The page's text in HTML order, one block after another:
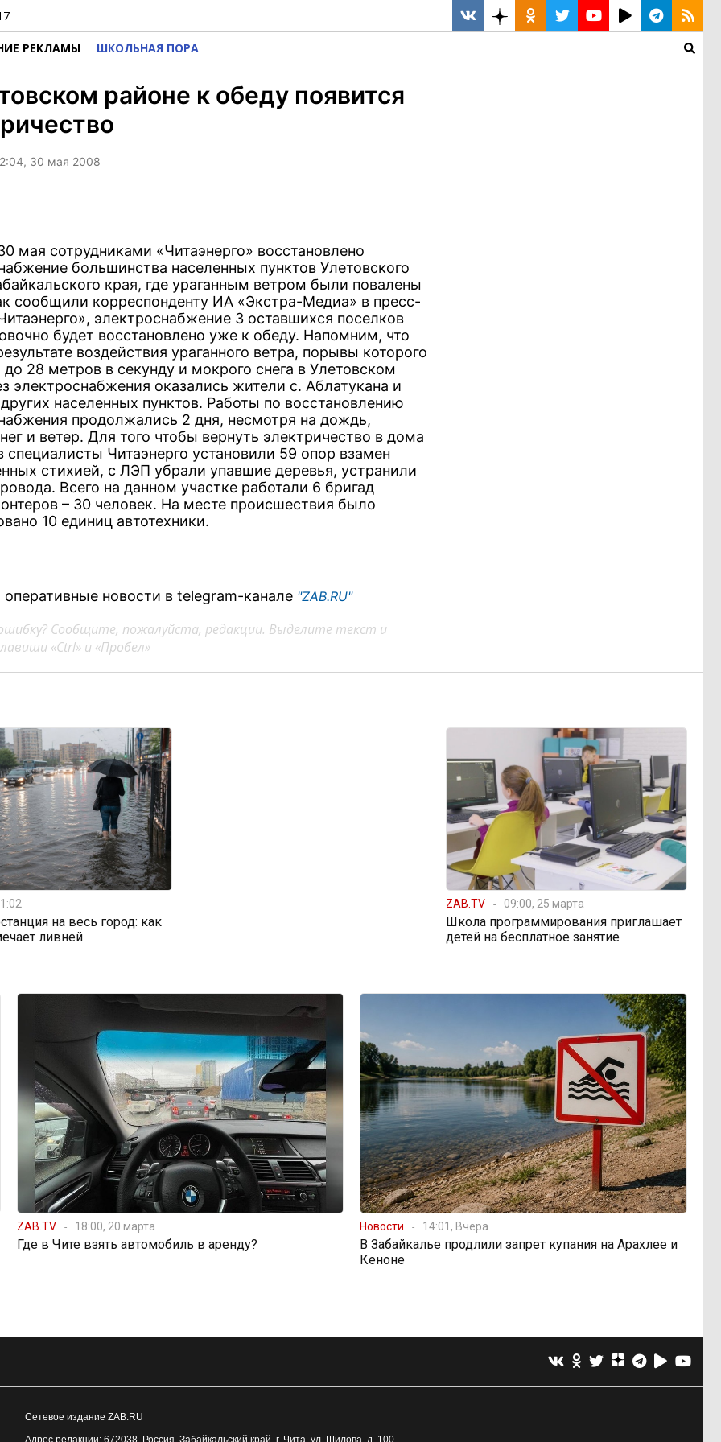
РЕКЛАМЫ ШКОЛЬНАЯ ПОРА
районе к обеду появится
30 мая 2008
мая сотрудниками «Читаэнерго» восстановлено
большинства населенных пунктов Улетовского
края, где ураганным ветром были повалены
сообщили корреспонденту ИА «Экстра-Медиа» в пресс-
электроснабжение 3 оставшихся поселков
будет восстановлено уже к обеду. Напомним, что
воздействия ураганного ветра, порывы которого
28 метров в секунду и мокрого снега в Улетовском
электроснабжения оказались жители с. Аблатукана и
населенных пунктов. Работы по восстановлению
продолжались 2 дня, несмотря на дождь,
и ветер. Для того чтобы вернуть электричество в дома
специалисты Читаэнерго установили 59 опор взамен
стихией, с ЛЭП убрали упавшие деревья, устранили
Всего на данном участке работали 6 бригад
– 30 человек. На месте происшествия было
10 единиц автотехники.
новости в telegram-канале "ZAB.RU"
Сообщите, пожалуйста, редакции. Выделите текст и
«Ctrl» и «Пробел»
на весь город: как
ливней
ZAB.TV 09:00, 25 марта
Школа программирования приглашает
детей на бесплатное занятие
ZAB.TV 18:00, 20 марта
Где в Чите взять автомобиль в аренду?
Новости 14:01, Вчера
В Забайкалье продлили запрет купания на Арахлее и
Кеноне
Сетевое издание ZAB.RU
Адрес редакции: 672038, Россия, Забайкальский край, г. Чита ул. Шилова, д. 100